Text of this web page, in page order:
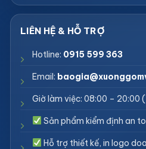
Hotline: 0915 599 363
Email:
Giờ làm việc: 08:00 – 20:00
Sản phẩm kiểm định an
Hỗ trợ thiết kế, in logo